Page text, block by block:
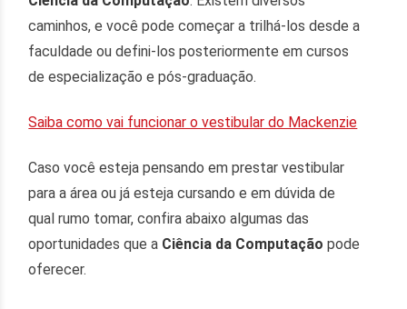
caminhos, e você pode começar a trilhá-los desde a
faculdade ou defini-los posteriormente em cursos
de especialização e pós-graduação.
Saiba como vai funcionar o vestibular do Mackenzie
Caso você esteja pensando em prestar vestibular
para a área ou já esteja cursando e em dúvida de
qual rumo tomar, confira abaixo algumas das
oportunidades que a Ciência da Computação pode
oferecer.